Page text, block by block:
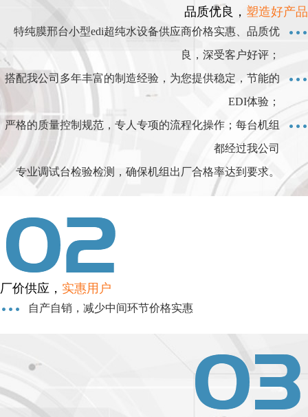
品质优良， 塑造好产品
特纯膜邢台小型edi超纯水设备供应商价格实惠、品质优
良，深受客户好评；
搭配我公司多年丰富的制造经验，为您提供稳定，节能的
EDI体验；
严格的质量控制规范，专人专项的流程化操作；每台机组
都经过我公司
专业调试台检验检测，确保机组出厂合格率达到要求。
厂价供应， 实惠用户
自产自销，减少中间环节价格实惠